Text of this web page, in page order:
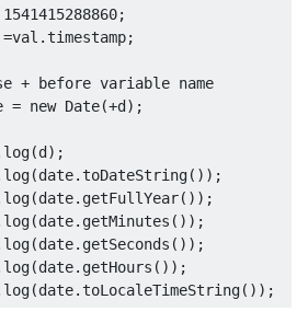
1541415288860;
+ before variable name
= new Date(+d);
log(d);
log(date.toDateString());
log(date. getFullYear());
log(date. getMinutes ());
log(date. getSeconds ());
log(date. getHours ());
log(date.toLocaleTimeString());